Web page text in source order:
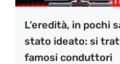
L’eredità, in pochi
stato ideato: si
famosi conduttori